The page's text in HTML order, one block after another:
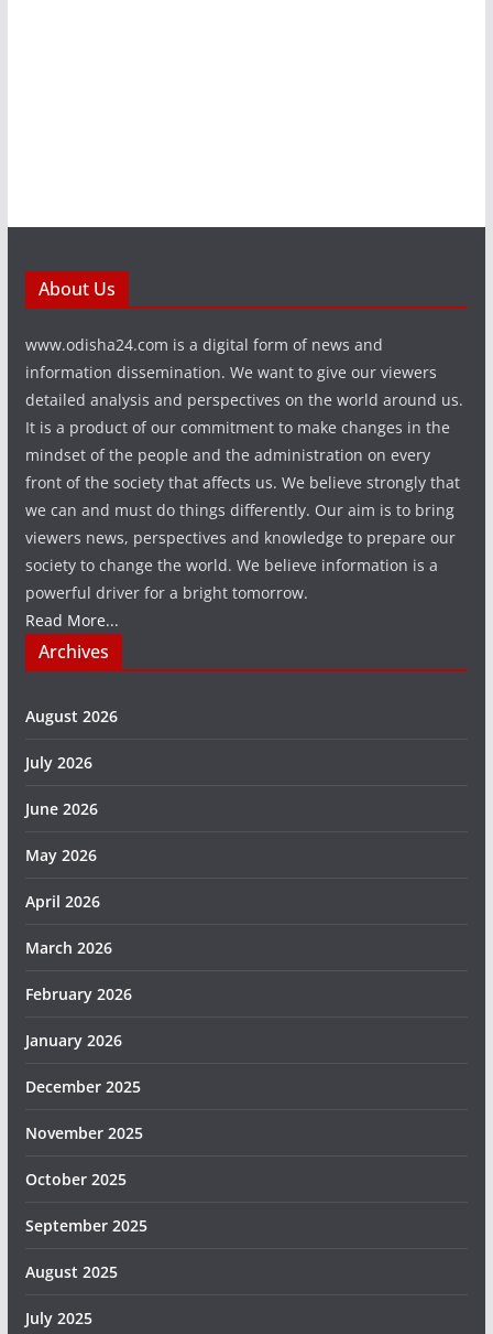
About Us
www.odisha24.com is a digital form of news and
information dissemination. We want to give our viewers
detailed analysis and perspectives on the world around us.
It is a product of our commitment to make changes in the
mindset of the people and the administration on every
front of the society that affects us. We believe strongly that
we can and must do things differently. Our aim is to bring
viewers news, perspectives and knowledge to prepare our
society to change the world. We believe information is a
powerful driver for a bright tomorrow.
Read More...
Archives
August 2026
July 2026
June 2026
May 2026
April 2026
March 2026
February 2026
January 2026
December 2025
November 2025
October 2025
September 2025
August 2025
July 2025